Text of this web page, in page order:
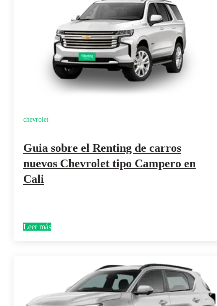
chevrolet
Guia sobre el Renting de carros
nuevos Chevrolet tipo Campero en
Cali
Leer más